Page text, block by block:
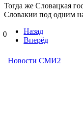
Тогда же Словацкая
Словакии под одним
0
Назад
Вперёд